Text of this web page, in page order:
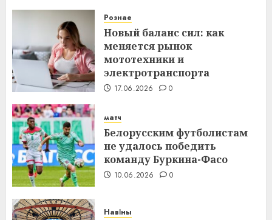
Рознае
Новый баланс сил: как
меняется рынок
мототехники и
электротранспорта
17.06.2026 0
матч
Белорусским футболистам
не удалось победить
команду Буркина-Фасо
10.06.2026 0
Навіны